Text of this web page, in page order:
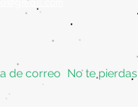
de correo No te